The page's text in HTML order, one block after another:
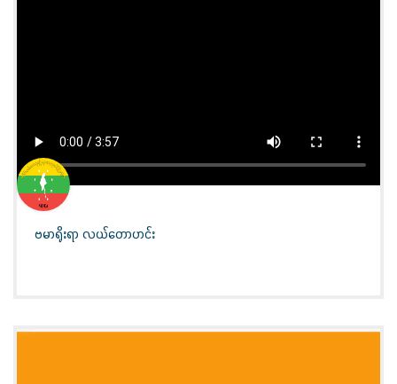
ဗမာရိုးရာ လယ်တောဟင်း